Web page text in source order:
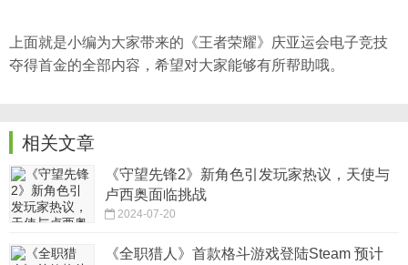
上面就是小编为大家带来的《王者荣耀》庆亚运会电子竞技
夺得首金的全部内容，希望对大家能够有所帮助哦。
相关文章
《守望先锋2》新角色引发玩家热议，天使与
卢西奥面临挑战
2024-07-20
《全职猎人》首款格斗游戏登陆Steam 预计